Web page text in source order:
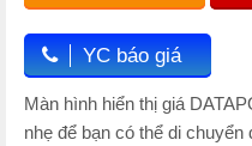
YC báo giá
Màn hình hiển thị giá
nhẹ để bạn có thể di